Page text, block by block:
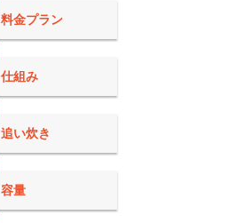
料金プラン
仕組み
追い炊き
容量